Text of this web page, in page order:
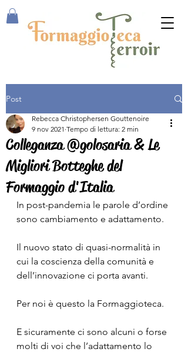
Post
Colleganza @golosaria & Le
Migliori Botteghe del
Formaggio d'Italia
Rebecca Christophersen Gouttenoire
9 nov 2021 Tempo di lettura: 2 min
In post-pandemia le parole d’ordine
sono cambiamento e adattamento.
Il nuovo stato di quasi-normalità in
cui la coscienza della comunità e
dell’innovazione ci porta avanti.
Per noi è questo la Formaggioteca.
E sicuramente ci sono alcuni o forse
molti di voi che l’adattamento lo